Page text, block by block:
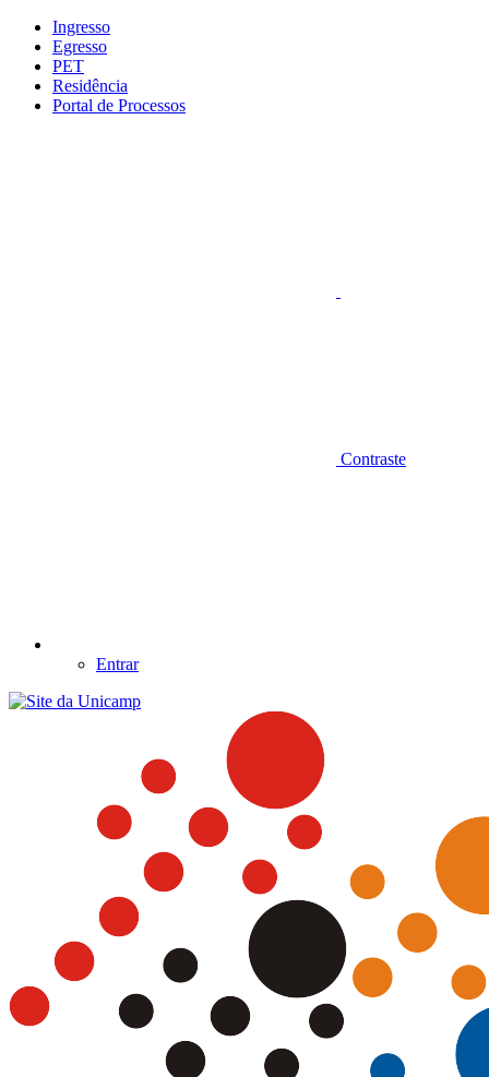
Conteúdo principal
Ingresso
Egresso
PET
Residência
Portal de Processos
Contraste
Entrar